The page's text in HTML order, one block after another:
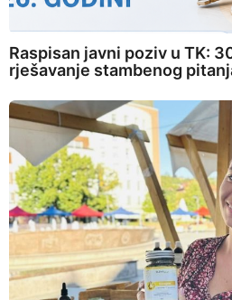
Raspisan javni poziv u TK:
rješavanje stambenog